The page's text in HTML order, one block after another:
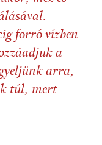
forró vízben
a
arra,
túl, mert